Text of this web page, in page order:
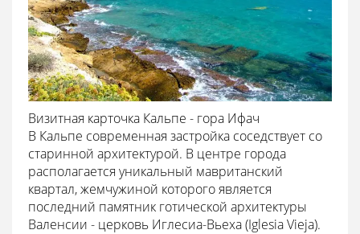
Визитная карточка Кальпе - гора Ифач
В Кальпе современная застройка соседствует со
старинной архитектурой. В центре города
располагается уникальный мавританский
квартал, жемчужиной которого является
последний памятник готической архитектуры
Валенсии - церковь Иглесиа-Вьеха (Iglesia Vieja).